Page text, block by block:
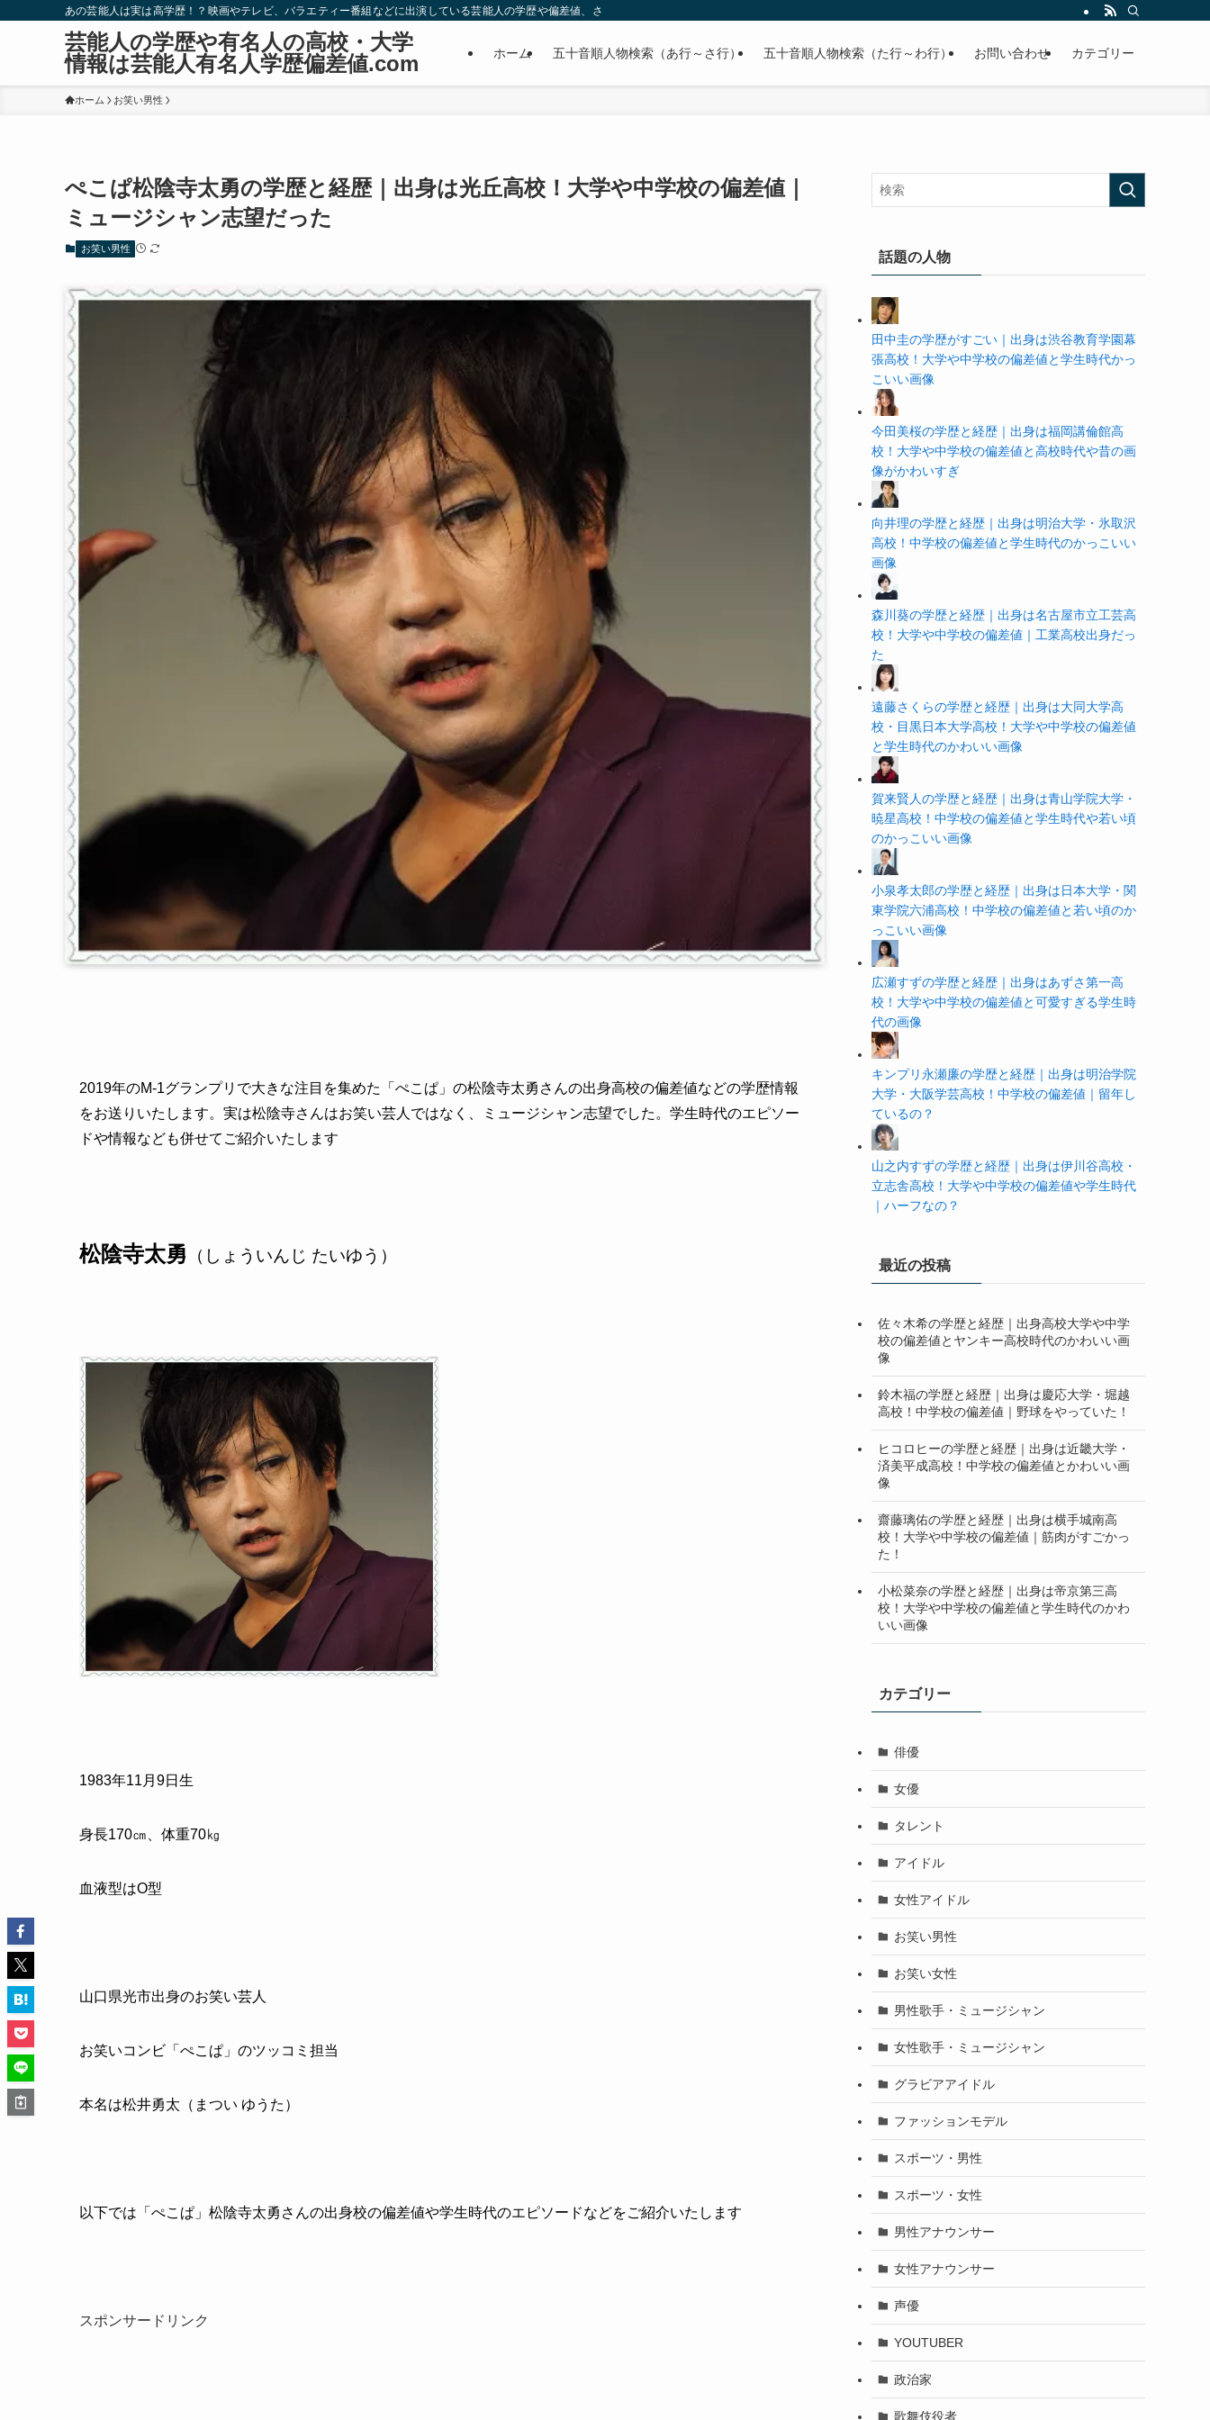
あの芸能人は実は高学歴！？映画やテレビ、バラエティー番組などに出演している芸能人の学歴や偏差値、さらに政治家やスポーツ選手などの有名人の学歴や高校・大学の偏差値まで紹介していきます。
芸能人の学歴や有名人の高校・大学
情報は芸能人有名人学歴偏差値.com
ホーム 五十音順人物検索（あ行～さ行） 五十音順人物検索（た行～わ行） お問い合わせ カテゴリー
ホーム お笑い男性
ぺこぱ松陰寺太勇の学歴と経歴｜出身は光丘高校！大学や中学校の偏差値｜
ミュージシャン志望だった
お笑い男性
2019年のM‐1グランプリで大きな注目を集めた「ぺこぱ」の松陰寺太勇さんの出身高校の偏差値などの学歴情報
をお送りいたします。実は松陰寺さんはお笑い芸人ではなく、ミュージシャン志望でした。学生時代のエピソー
ドや情報なども併せてご紹介いたします
松陰寺太勇 （しょういんじ たいゆう）
1983年11月9日生
身長170㎝、体重70㎏
血液型はO型
山口県光市出身のお笑い芸人
お笑いコンビ「ぺこぱ」のツッコミ担当
本名は松井勇太（まつい ゆうた）
以下では「ぺこぱ」松陰寺太勇さんの出身校の偏差値や学生時代のエピソードなどをご紹介いたします
スポンサードリンク
話題の人物
田中圭の学歴がすごい｜出身は渋谷教育学園幕
張高校！大学や中学校の偏差値と学生時代かっ
こいい画像
今田美桜の学歴と経歴｜出身は福岡講倫館高
校！大学や中学校の偏差値と高校時代や昔の画
像がかわいすぎ
向井理の学歴と経歴｜出身は明治大学・氷取沢
高校！中学校の偏差値と学生時代のかっこいい
画像
森川葵の学歴と経歴｜出身は名古屋市立工芸高
校！大学や中学校の偏差値｜工業高校出身だっ
た
遠藤さくらの学歴と経歴｜出身は大同大学高
校・目黒日本大学高校！大学や中学校の偏差値
と学生時代のかわいい画像
賀来賢人の学歴と経歴｜出身は青山学院大学・
暁星高校！中学校の偏差値と学生時代や若い頃
のかっこいい画像
小泉孝太郎の学歴と経歴｜出身は日本大学・関
東学院六浦高校！中学校の偏差値と若い頃のか
っこいい画像
広瀬すずの学歴と経歴｜出身はあずさ第一高
校！大学や中学校の偏差値と可愛すぎる学生時
代の画像
キンプリ永瀬廉の学歴と経歴｜出身は明治学院
大学・大阪学芸高校！中学校の偏差値｜留年し
ているの？
山之内すずの学歴と経歴｜出身は伊川谷高校・
立志舎高校！大学や中学校の偏差値や学生時代
｜ハーフなの？
最近の投稿
佐々木希の学歴と経歴｜出身高校大学や中学
校の偏差値とヤンキー高校時代のかわいい画
像
鈴木福の学歴と経歴｜出身は慶応大学・堀越
高校！中学校の偏差値｜野球をやっていた！
ヒコロヒーの学歴と経歴｜出身は近畿大学・
済美平成高校！中学校の偏差値とかわいい画
像
齋藤璃佑の学歴と経歴｜出身は横手城南高
校！大学や中学校の偏差値｜筋肉がすごかっ
た！
小松菜奈の学歴と経歴｜出身は帝京第三高
校！大学や中学校の偏差値と学生時代のかわ
いい画像
カテゴリー
俳優
女優
タレント
アイドル
女性アイドル
お笑い男性
お笑い女性
男性歌手・ミュージシャン
女性歌手・ミュージシャン
グラビアアイドル
ファッションモデル
スポーツ・男性
スポーツ・女性
男性アナウンサー
女性アナウンサー
声優
YOUTUBER
政治家
歌舞伎役者